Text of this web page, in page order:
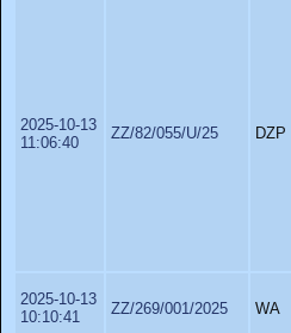
2025-10-13
11:06:40
ZZ/82/055/U/25 DZP
2025-10-13
10:10:41
ZZ/269/001/2025 WA